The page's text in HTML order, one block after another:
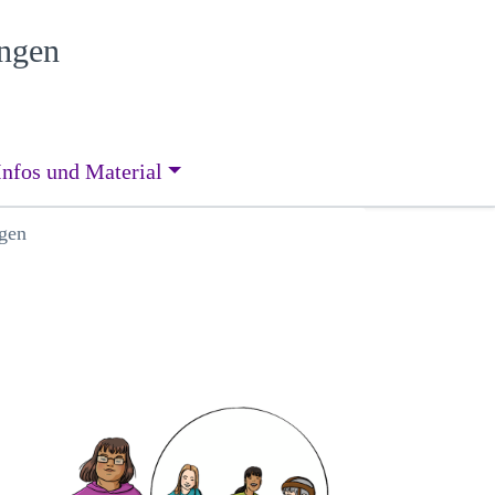
und Material